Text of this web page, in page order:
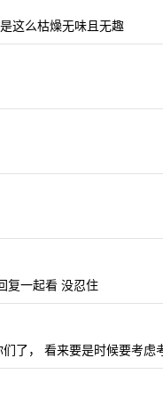
这么枯燥无味且无趣
复一起看 没忍住
了， 看来要是时候要考虑